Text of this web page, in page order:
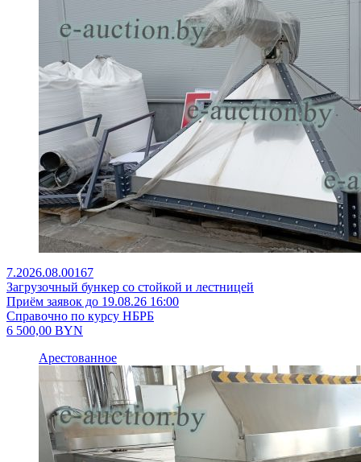
7.2026.08.00167
Загрузочный бункер со стойкой и лестницей
Приём заявок до 19.08.26 16:00
Справочно по курсу НБРБ
6 500,00 BYN
Арестованное